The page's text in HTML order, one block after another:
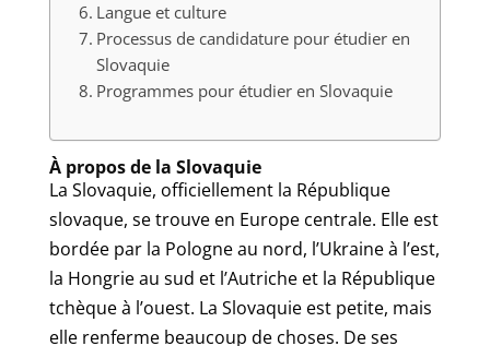
Langue et culture
Processus de candidature pour étudier en
Slovaquie
Programmes pour étudier en Slovaquie
À propos de la Slovaquie
La Slovaquie, officiellement la République
slovaque, se trouve en Europe centrale. Elle est
bordée par la Pologne au nord, l’Ukraine à l’est,
la Hongrie au sud et l’Autriche et la République
tchèque à l’ouest. La Slovaquie est petite, mais
elle renferme beaucoup de choses. De ses